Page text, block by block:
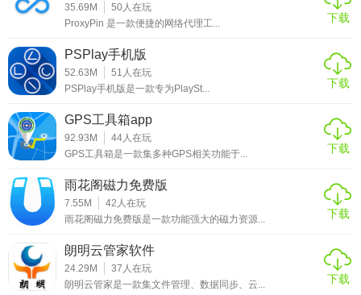
35.69M 50 人在玩
ProxyPin 是一款便捷的网络代理工...
下载
PSPlay手机版
52.63M 51 人在玩
PSPlay手机版是一款专为PlaySt...
下载
GPS工具箱app
92.93M 44 人在玩
GPS工具箱是一款集多种GPS相关功能于...
下载
雨花阁磁力免费版
7.55M 42 人在玩
雨花阁磁力免费版是一款功能强大的磁力资源...
下载
朗明云管家软件
24.29M 37 人在玩
朗明云管家是一款集文件管理、数据同步、云...
下载